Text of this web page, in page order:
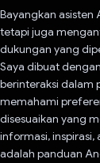
Bayangkan asisten
tetapi juga
dukungan yang
Saya dibuat
berinteraksi dalam
memahami
disesuaikan yang
informasi,
adalah panduan